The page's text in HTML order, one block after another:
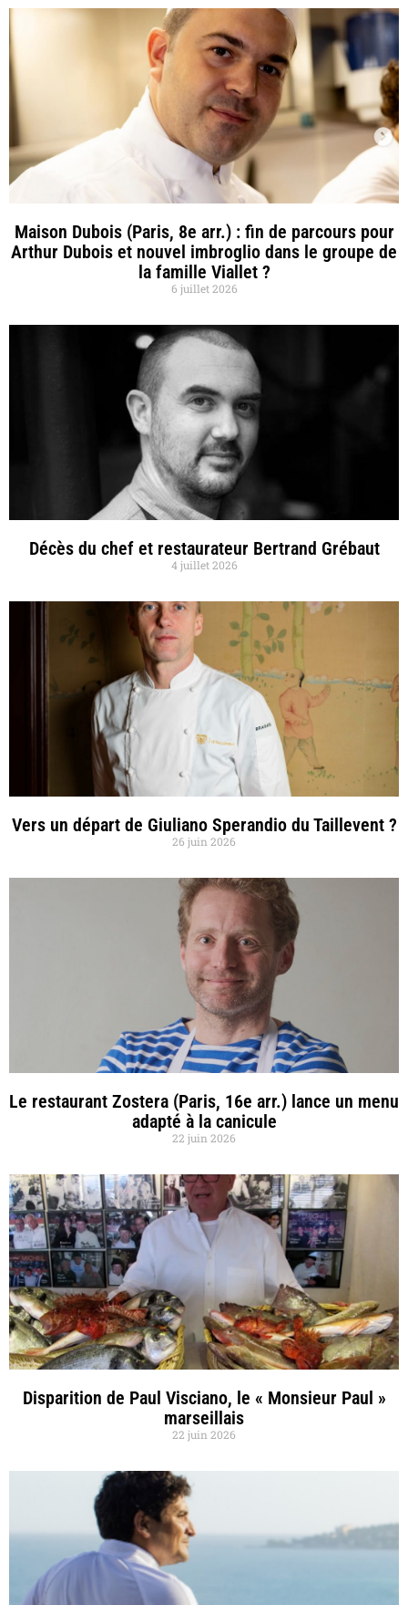
Maison Dubois (Paris, 8e arr.) : fin de parcours pour
Arthur Dubois et nouvel imbroglio dans le groupe de
la famille Viallet ?
6 juillet 2026
Décès du chef et restaurateur Bertrand Grébaut
4 juillet 2026
Vers un départ de Giuliano Sperandio du Taillevent ?
26 juin 2026
Le restaurant Zostera (Paris, 16e arr.) lance un menu
adapté à la canicule
22 juin 2026
Disparition de Paul Visciano, le « Monsieur Paul »
marseillais
22 juin 2026